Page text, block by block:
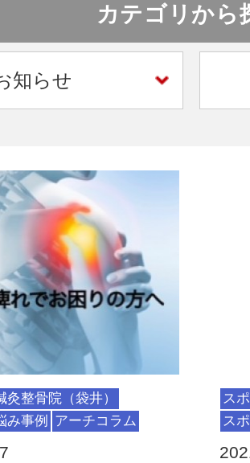
トレーナー
メールでのご相
カテゴリから
知らせ
灸整骨院（袋井）
み事例
アーチコラム
ス
ス